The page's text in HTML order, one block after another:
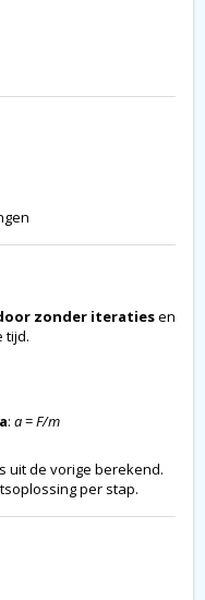
zonder iteratiesen
tijd.
: a=F/m
uit de vorige berekend.
per stap.